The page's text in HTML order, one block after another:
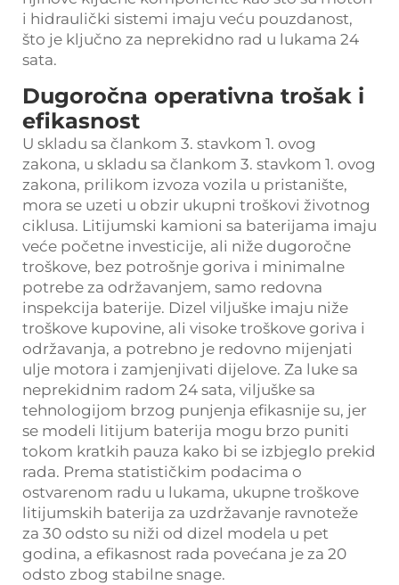
i hidraulički sistemi imaju veću pouzdanost,
što je ključno za neprekidno rad u lukama 24
sata.
Dugoročna operativna trošak i
efikasnost
U skladu sa člankom 3. stavkom 1. ovog
zakona, u skladu sa člankom 3. stavkom 1. ovog
zakona, prilikom izvoza vozila u pristanište,
mora se uzeti u obzir ukupni troškovi životnog
ciklusa. Litijumski kamioni sa baterijama imaju
veće početne investicije, ali niže dugoročne
troškove, bez potrošnje goriva i minimalne
potrebe za održavanjem, samo redovna
inspekcija baterije. Dizel viljuške imaju niže
troškove kupovine, ali visoke troškove goriva i
održavanja, a potrebno je redovno mijenjati
ulje motora i zamjenjivati dijelove. Za luke sa
neprekidnim radom 24 sata, viljuške sa
tehnologijom brzog punjenja efikasnije su, jer
se modeli litijum baterija mogu brzo puniti
tokom kratkih pauza kako bi se izbjeglo prekid
rada. Prema statističkim podacima o
ostvarenom radu u lukama, ukupne troškove
litijumskih baterija za uzdržavanje ravnoteže
za 30 odsto su niži od dizel modela u pet
godina, a efikasnost rada povećana je za 20
odsto zbog stabilne snage.